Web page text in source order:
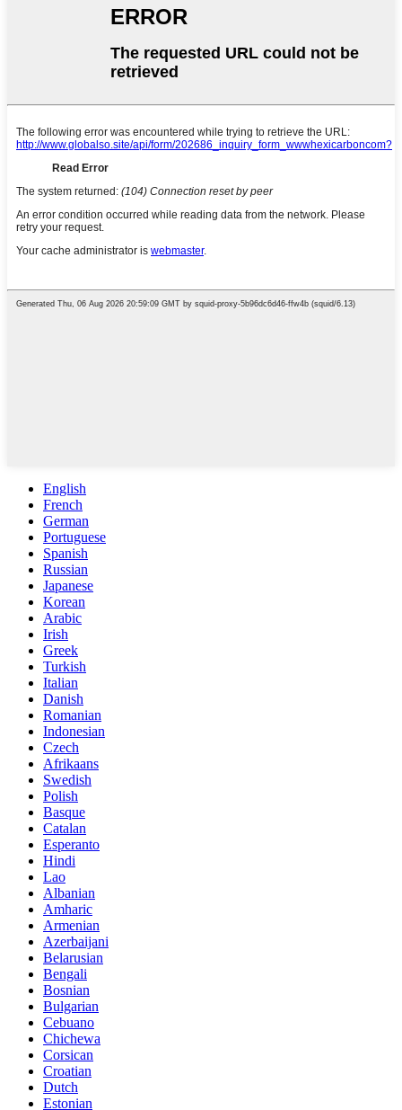
English
French
German
Portuguese
Spanish
Russian
Japanese
Korean
Arabic
Irish
Greek
Turkish
Italian
Danish
Romanian
Indonesian
Czech
Afrikaans
Swedish
Polish
Basque
Catalan
Esperanto
Hindi
Lao
Albanian
Amharic
Armenian
Azerbaijani
Belarusian
Bengali
Bosnian
Bulgarian
Cebuano
Chichewa
Corsican
Croatian
Dutch
Estonian